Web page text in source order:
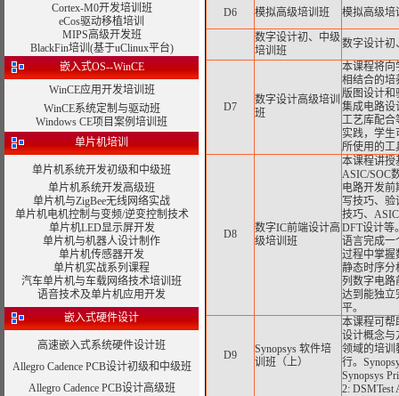
Cortex-M0开发培训班
eCos驱动移植培训
MIPS高级开发班
BlackFin培训(基于uClinux平台)
嵌入式OS--WinCE
WinCE应用开发培训班
WinCE系统定制与驱动班
Windows CE项目案例培训班
单片机培训
单片机系统开发初级和中级班
单片机系统开发高级班
单片机与ZigBee无线网络实战
单片机电机控制与变频/逆变控制技术
单片机LED显示屏开发
单片机与机器人设计制作
单片机传感器开发
单片机实战系列课程
汽车单片机与车载网络技术培训班
语音技术及单片机应用开发
嵌入式硬件设计
高速嵌入式系统硬件设计班
Allegro Cadence PCB设计初级和中级班
Allegro Cadence PCB设计高级班
D6
模拟高级培训班
模拟高级培
数字设计初、中级
培训班
数字设计初
D7
数字设计高级培训
班
本课程将向
相结合的培
版图设计和
集成电路设
工艺库配合
实践，学
所使用的工
D8
数字IC前端设计高
级培训班
本课程讲授
ASIC/SOC
电路开发前
写技巧、验
技巧、
DFT设计等
语言完成一
过程中掌握
静态时序分
列数字电路
达到能独立
平。
D9
Synopsys 软件培
训班（上）
本课程可帮
设计概念与
领域的培训
行。
Synopsys
2: DSMTest